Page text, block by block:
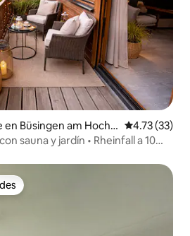
en Büsingen am Hochr
Calificación
4.73 (33)
sauna y jardín • Rheinfall a 10